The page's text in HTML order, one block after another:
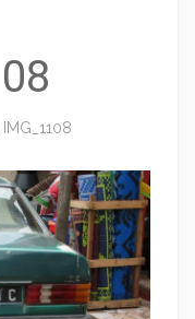
IMG_1108